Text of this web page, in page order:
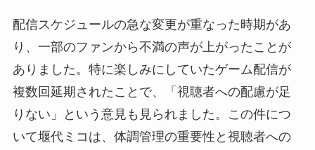
配信スケジュールの急な変更が重なった時期があ
り、一部のファンから不満の声が上がったことが
ありました。特に楽しみにしていたゲーム配信が
複数回延期されたことで、「視聴者への配慮が足
りない」という意見も見られました。この件につ
いて堰代ミコは、体調管理の重要性と視聴者への